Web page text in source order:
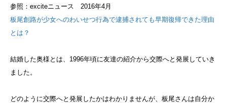
参照：exciteニュース 2016年4月
板尾創路が少女へのわいせつ行為で逮捕されても早期復帰できた理由
とは？
結婚した奥様とは、1996年頃に友達の紹介から交際へと発展していき
ました。
どのように交際へと発展したかはわかりませんが、板尾さんは自分か